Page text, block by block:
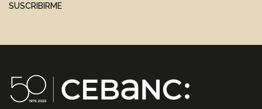
SUSCRIBIRME